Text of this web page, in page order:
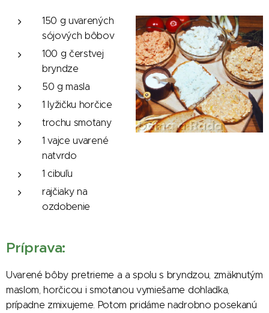
150 g uvarených
sójových bôbov
100 g čerstvej
bryndze
50 g masla
1 lyžičku horčice
trochu smotany
1 vajce uvarené
natvrdo
1 cibuľu
rajčiaky na
ozdobenie
Príprava:
Uvarené bôby pretrieme a a spolu s bryndzou, zmäknutým
maslom, horčicou i smotanou vymiešame dohladka,
prípadne zmixujeme. Potom pridáme nadrobno posekanú